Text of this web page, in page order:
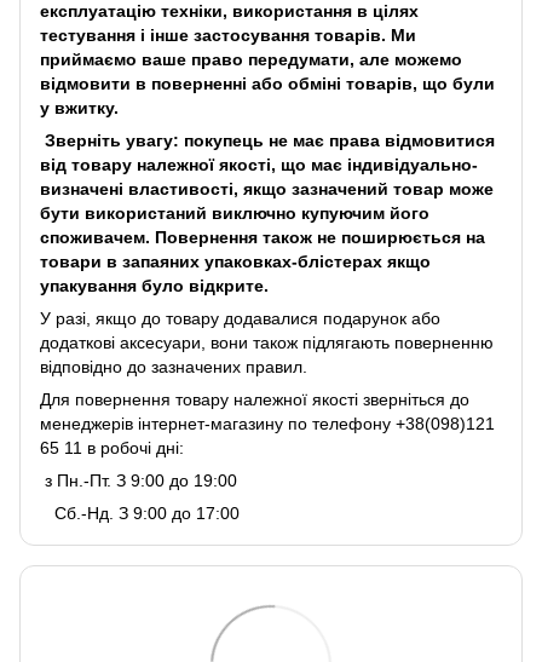
експлуатацію техніки, використання в цілях
тестування і інше застосування товарів. Ми
приймаємо ваше право передумати, але можемо
відмовити в поверненні або обміні товарів, що були
у вжитку.
Зверніть увагу: покупець не має права відмовитися
від товару належної якості, що має індивідуально-
визначені властивості, якщо зазначений товар може
бути використаний виключно купуючим його
споживачем. Повернення також не поширюється на
товари в запаяних упаковках-блістерах якщо
упакування було відкрите.
У разі, якщо до товару додавалися подарунок або
додаткові аксесуари, вони також підлягають поверненню
відповідно до зазначених правил.
Для повернення товару належної якості зверніться до
менеджерів інтернет-магазину по телефону +38(098)121
65 11 в робочі дні:
з Пн.-Пт. З 9:00 до 19:00
Сб.-Нд. З 9:00 до 17:00